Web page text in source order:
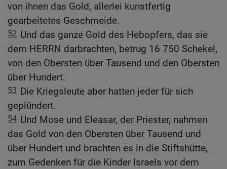
von ihnen das Gold, allerlei kunstfertig
gearbeitetes Geschmeide.
52 Und das ganze Gold des Hebopfers, das sie
dem HERRN darbrachten, betrug 16 750 Schekel,
von den Obersten über Tausend und den Obersten
über Hundert.
53 Die Kriegsleute aber hatten jeder für sich
geplündert.
54 Und Mose und Eleasar, der Priester, nahmen
das Gold von den Obersten über Tausend und
über Hundert und brachten es in die Stiftshütte,
zum Gedenken für die Kinder Israels vor dem